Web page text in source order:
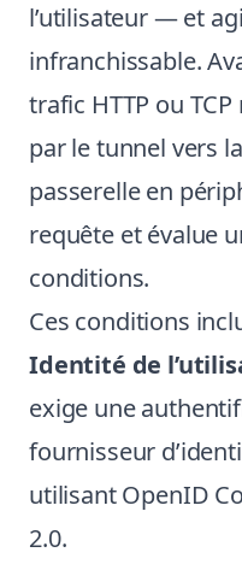
l’utilisateur — et
infranchissable.
trafic HTTP ou
par le tunnel vers
passerelle en
requête et évalue
conditions.
Ces conditions
Identité de
exige une
fournisseur
utilisant OpenID
2.0.